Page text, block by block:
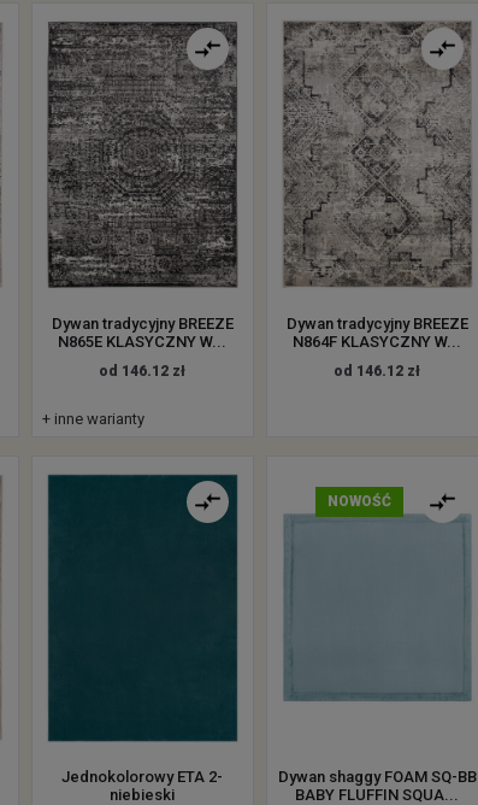
Dywan tradycyjny BREEZE
N865E KLASYCZNY W...
od 146.12 zł
+ inne warianty
Dywan tradycyjny BREEZE
N864F KLASYCZNY W...
od 146.12 zł
Jednokolorowy ETA 2-
niebieski
NOWOŚĆ
Dywan shaggy FOAM SQ-BB
BABY FLUFFIN SQUA...